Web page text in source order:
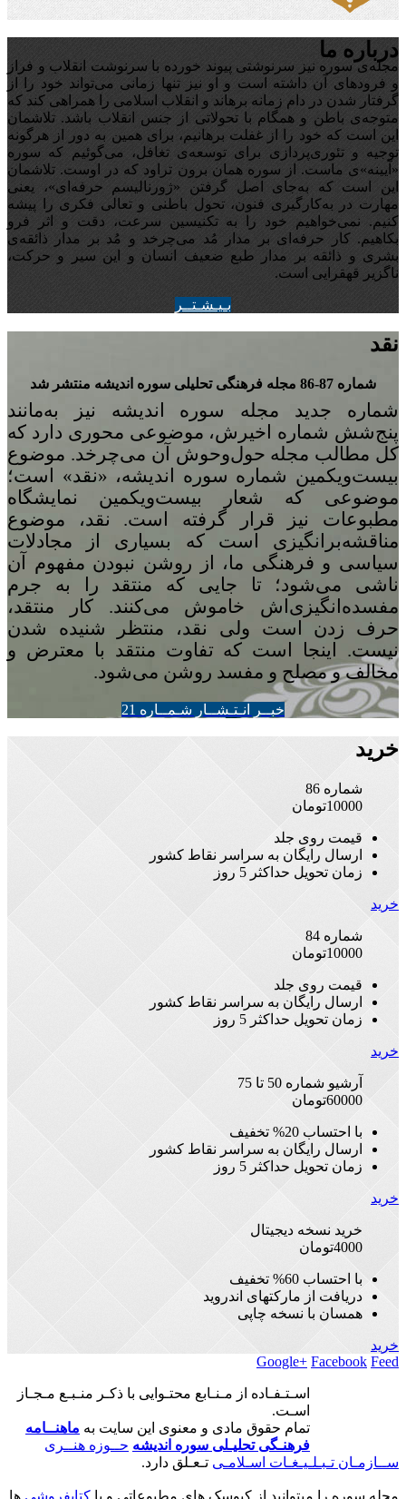
درباره ما
مجله‌ی سوره نیز سرنوشتی پیوند خورده با سرنوشت انقلاب و فراز
و فرودهای آن داشته است و او نیز تنها زمانی می‌تواند خود را از
گرفتار شدن در دام زمانه برهاند و انقلاب اسلامی را همراهی کند که
متوجه‌ی باطن و همگام با تحولاتی از جنس انقلاب باشد. تلاشمان
این است که خود را از غفلت برهانیم، برای همین به دور از هرگونه
توجیه‌ و تئوری‌پردازی برای توسعه‌ی تغافل،‌ می‌گوئیم که سوره
«آیینه‌»ی ماست. از سوره همان برون تراود که در اوست. تلاشمان
این است که به‌جای اصل گرفتن «ژورنالیسم حرفه‌ای»، یعنی
مهارت در به‌کارگیری فنون، تحول باطنی و تعالی فکری را پیشه
کنیم. نمی‌خواهیم خود را به تکنیسین سرعت، دقت و اثر فرو
بکاهیم. کار حرفه‌ای بر مدار مُد می‌چرخد و مُد بر مدار ذائقه‌ی
بشری و ذائقه بر مدار طبع ضعیف انسان و این سیر و حرکت،
ناگزیر قهقرایی است.
بـيـشـتــر
نقد
شماره 87-86 مجله‌ فرهنگی تحلیلی سوره‌ اندیشه منتشر شد
شماره‌ جدید مجله سوره اندیشه نیز به‌مانند
پنجشش شماره‌ اخیرش، موضوعی محوری دارد که
کل مطالب مجله حول‌وحوش آن می‌چرخد. موضوع
بیست‌ویکمین شماره‌ سوره‌ اندیشه، «نقد» است؛
موضوعی که شعار بیست‌ویکمین نمایشگاه
مطبوعات نیز قرار گرفته است. نقد، موضوع
مناقشه‌برانگیزی است که بسیاری از مجادلات
سیاسی و فرهنگی ما، از روشن نبودن مفهوم آن
ناشی می‌شود؛ تا جایی که منتقد را به جرم
مفسده‌انگیزی‌اش خاموش می‌کنند. کار منتقد،
حرف زدن است ولی نقد، منتظر شنیده شدن
نیست. اینجا است که تفاوت منتقد با معترض و
مخالف و مصلح و مفسد روشن می‌شود.
خبــر انـتـشــار شـمــاره 21
خرید
شماره 86
10000تومان
قیمت روی جلد
ارسال رایگان به سراسر نقاط کشور
زمان تحویل حداکثر 5 روز
خرید
شماره 84
10000تومان
قیمت روی جلد
ارسال رایگان به سراسر نقاط کشور
زمان تحویل حداکثر 5 روز
خرید
آرشیو شماره 50 تا 75
60000تومان
با احتساب 20% تخفیف
ارسال رایگان به سراسر نقاط کشور
زمان تحویل حداکثر 5 روز
خرید
خرید نسخه دیجیتال
4000تومان
با احتساب 60% تخفیف
دریافت از مارکتهای اندروید
همسان با نسخه چاپی
خرید
Google+ Facebook Feed
اسـتـفـاده از مـنـابع محتـوایی با ذکـر منـبـع مـجـاز
اسـت.
تمام حقوق مادی و معنوی این سایت به ماهنــامه
فرهنـگی تحلیـلی سوره اندیشه حــوزه هنــری
ســازمـان تـبـلـیـغـات اسـلامـی تـعـلق دارد.